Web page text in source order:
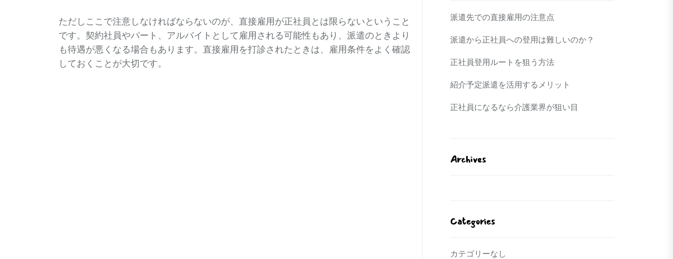
ただしここで注意しなければならないのが、直接雇用が正社員とは限らないということ
です。契約社員やパート、アルバイトとして雇用される可能性もあり、派遣のときより
も待遇が悪くなる場合もあります。直接雇用を打診されたときは、雇用条件をよく確認
しておくことが大切です。
派遣先での直接雇用の注意点
派遣から正社員への登用は難しいのか？
正社員登用ルートを狙う方法
紹介予定派遣を活用するメリット
正社員になるなら介護業界が狙い目
Archives
Categories
カテゴリーなし